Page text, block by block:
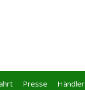
Presse Händler